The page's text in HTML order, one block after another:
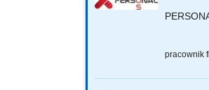
pracownik